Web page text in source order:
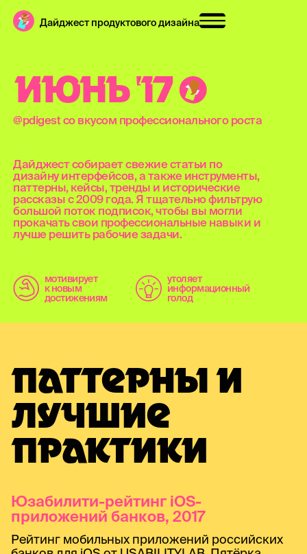
Дайджест продуктового дизайна
ИЮНЬ'17
@pdigest со вкусом профессионального роста
Дайджест собирает свежие статьи по
дизайну интерфейсов, а также инструменты,
паттерны, кейсы, тренды и исторические
рассказы с 2009 года. Я тщательно фильтрую
большой поток подписок, чтобы вы могли
прокачать свои профессиональные навыки и
лучше решить рабочие задачи.
мотивирует
к новым
достижениям
утоляет
информационный
голод
ПАТТЕРНЫ И
ЛУЧШИЕ
ПРАКТИКИ
Юзабилити-рейтинг iOS-
приложений банков, 2017
Рейтинг мобильных приложений российских